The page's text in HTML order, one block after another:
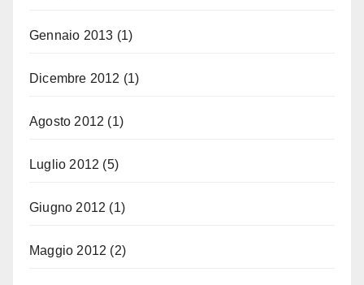
Gennaio 2013 (1)
Dicembre 2012 (1)
Agosto 2012 (1)
Luglio 2012 (5)
Giugno 2012 (1)
Maggio 2012 (2)